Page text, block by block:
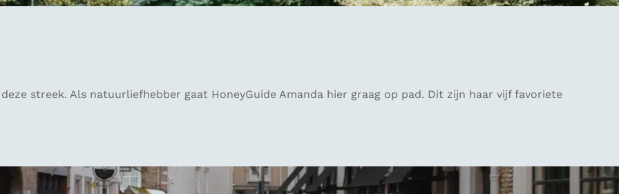
streek. Als natuurliefhebber gaat HoneyGuide Amanda hier graag op pad. Dit zijn haar vijf favoriete